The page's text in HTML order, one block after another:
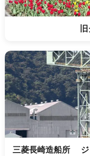
三菱長崎造船所 ジ